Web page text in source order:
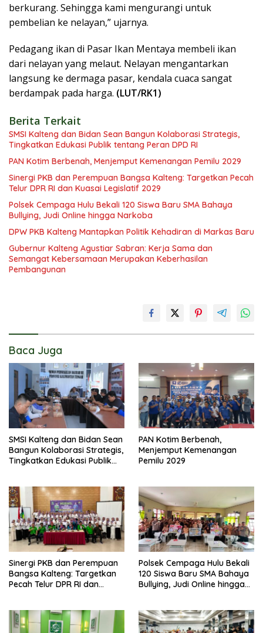
berkurang. Sehingga kami mengurangi untuk
pembelian ke nelayan,” ujarnya.
Pedagang ikan di Pasar Ikan Mentaya membeli ikan
dari nelayan yang melaut. Nelayan mengantarkan
langsung ke dermaga pasar, kendala cuaca sangat
berdampak pada harga. (LUT/RK1)
Berita Terkait
SMSI Kalteng dan Bidan Sean Bangun Kolaborasi Strategis,
Tingkatkan Edukasi Publik tentang Peran DPD RI
PAN Kotim Berbenah, Menjemput Kemenangan Pemilu 2029
Sinergi PKB dan Perempuan Bangsa Kalteng: Targetkan Pecah
Telur DPR RI dan Kuasai Legislatif 2029
Polsek Cempaga Hulu Bekali 120 Siswa Baru SMA Bahaya
Bullying, Judi Online hingga Narkoba
DPW PKB Kalteng Mantapkan Politik Kehadiran di Markas Baru
Gubernur Kalteng Agustiar Sabran: Kerja Sama dan
Semangat Kebersamaan Merupakan Keberhasilan
Pembangunan
Baca Juga
SMSI Kalteng dan Bidan Sean
Bangun Kolaborasi Strategis,
Tingkatkan Edukasi Publik
PAN Kotim Berbenah,
Menjemput Kemenangan
Pemilu 2029
Sinergi PKB dan Perempuan
Bangsa Kalteng: Targetkan
Pecah Telur DPR RI dan
Polsek Cempaga Hulu Bekali
120 Siswa Baru SMA Bahaya
Bullying, Judi Online hingga